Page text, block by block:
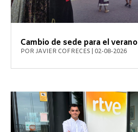
Cambio de sede para el verano
PORJAVIER COFRECES 02-08-2026